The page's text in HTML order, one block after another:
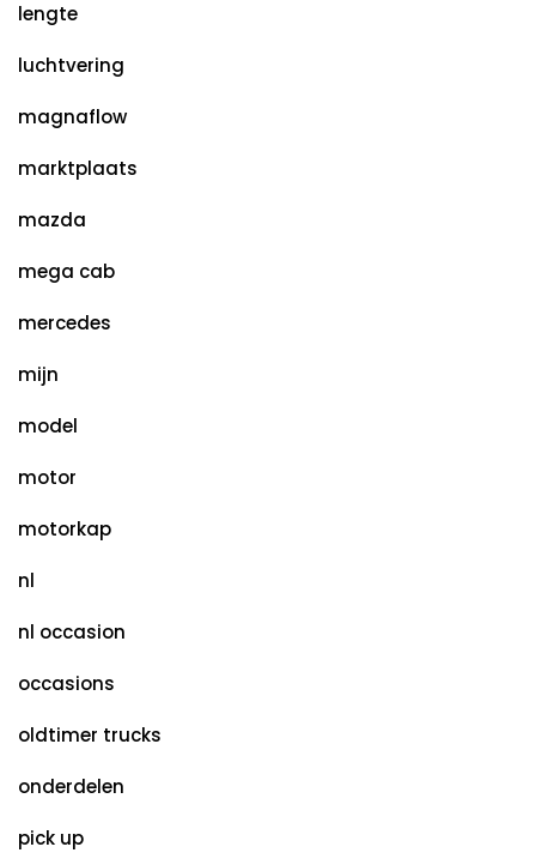
lengte
luchtvering
magnaflow
marktplaats
mazda
mega cab
mercedes
mijn
model
motor
motorkap
nl
nl occasion
occasions
oldtimer trucks
onderdelen
pick up